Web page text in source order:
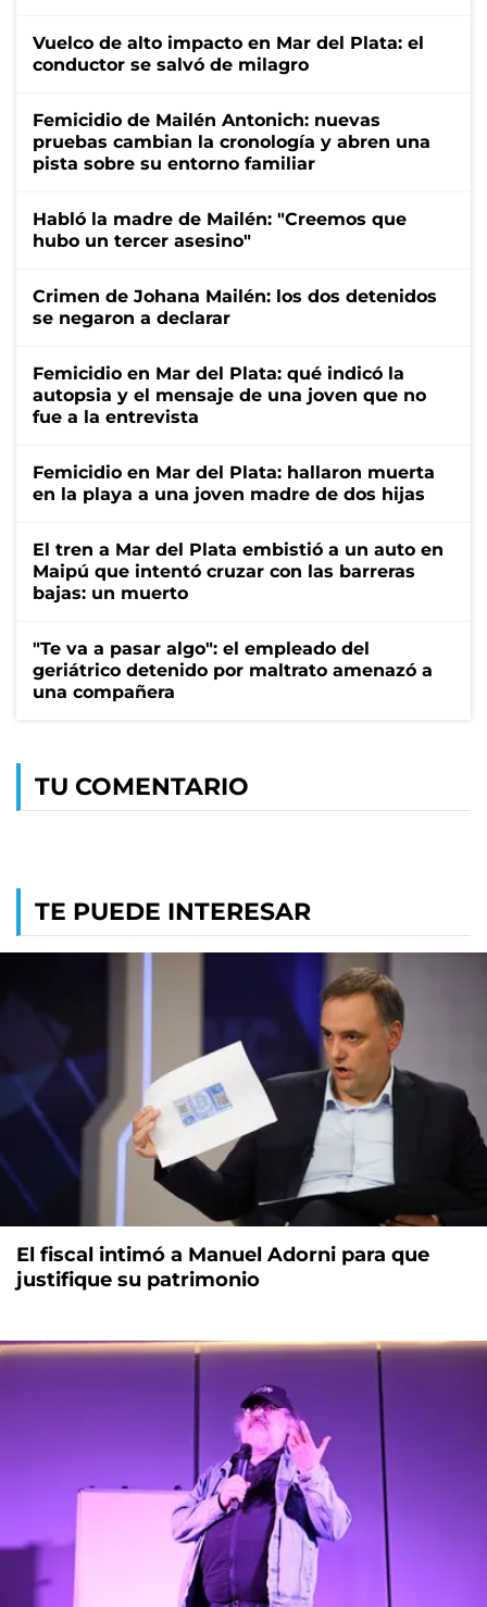
Vuelco de alto impacto en Mar del Plata: el
conductor se salvó de milagro
Femicidio de Mailén Antonich: nuevas
pruebas cambian la cronología y abren una
pista sobre su entorno familiar
Habló la madre de Mailén: "Creemos que
hubo un tercer asesino"
Crimen de Johana Mailén: los dos detenidos
se negaron a declarar
Femicidio en Mar del Plata: qué indicó la
autopsia y el mensaje de una joven que no
fue a la entrevista
Femicidio en Mar del Plata: hallaron muerta
en la playa a una joven madre de dos hijas
El tren a Mar del Plata embistió a un auto en
Maipú que intentó cruzar con las barreras
bajas: un muerto
"Te va a pasar algo": el empleado del
geriátrico detenido por maltrato amenazó a
una compañera
TU COMENTARIO
TE PUEDE INTERESAR
El fiscal intimó a Manuel Adorni para que
justifique su patrimonio